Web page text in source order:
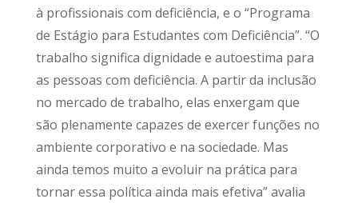
à profissionais com deficiência, e o “Programa
de Estágio para Estudantes com Deficiência”. “O
trabalho significa dignidade e autoestima para
as pessoas com deficiência. A partir da inclusão
no mercado de trabalho, elas enxergam que
são plenamente capazes de exercer funções no
ambiente corporativo e na sociedade. Mas
ainda temos muito a evoluir na prática para
tornar essa política ainda mais efetiva” avalia